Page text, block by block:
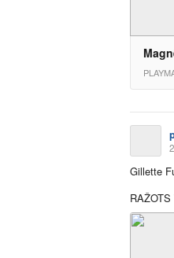
Gillette